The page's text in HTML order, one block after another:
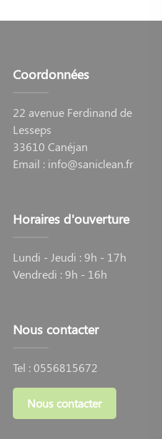
Coordonnées
22 avenue Ferdinand de
Lesseps
33610 Canéjan
Email : info@saniclean.fr
Horaires d'ouverture
Lundi - Jeudi : 9h - 17h
Vendredi : 9h - 16h
Nous contacter
Tel :0556815672
Nous contacter